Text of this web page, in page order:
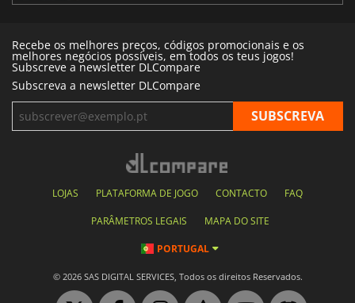
Recebe os melhores preços, códigos promocionais e os
melhores negócios possíveis, em todos os teus jogos!
Subscreve a newsletter DLCompare
Subscreva a newsletter DLCompare
LOJAS PLATAFORMA DE JOGO CONTACTO FAQ
PARÂMETROS LEGAIS MAPA DO SITE
PORTUGAL
© 2026 SAS DIGITAL SERVICES, Todos os direitos Reservados.